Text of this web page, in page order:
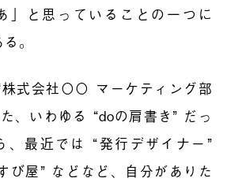
」と思っていることの一つに
。
式会社〇〇 マーケティング部
、いわゆる “doの肩書き” だっ
、最近では “発行デザイナー”
び屋” などなど、自分がありた